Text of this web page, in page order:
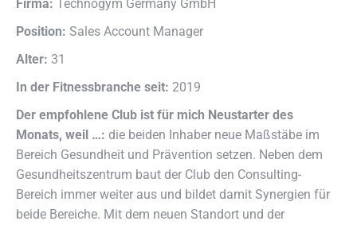
Firma: Technogym Germany GmbH
Position: Sales Account Manager
Alter: 31
In der Fitnessbranche seit: 2019
Der empfohlene Club ist für mich Neustarter des
Monats, weil …: die beiden Inhaber neue Maßstäbe im
Bereich Gesundheit und Prävention setzen. Neben dem
Gesundheitszentrum baut der Club den Consulting-
Bereich immer weiter aus und bildet damit Synergien für
beide Bereiche. Mit dem neuen Standort und der